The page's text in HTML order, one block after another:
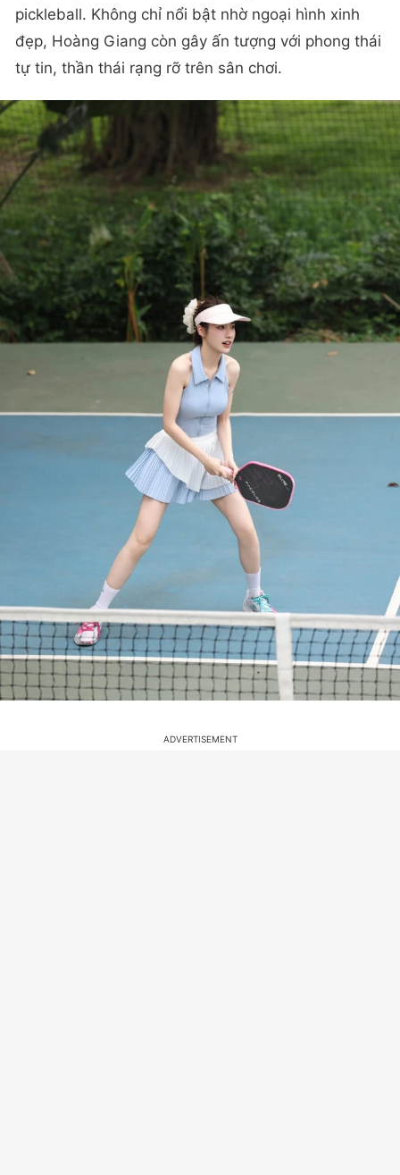
pickleball. Không chỉ nổi bật nhờ ngoại hình xinh
đẹp, Hoàng Giang còn gây ấn tượng với phong thái
tự tin, thần thái rạng rỡ trên sân chơi.